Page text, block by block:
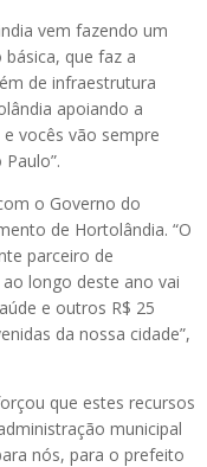
vem fazendo um
que faz a
de infraestrutura
apoiando a
vocês vão sempre
o Governo do
de Hortolândia. “O
parceiro de
longo deste ano vai
e outros R$ 25
da nossa cidade”,
que estes recursos
municipal
nós, para o prefeito